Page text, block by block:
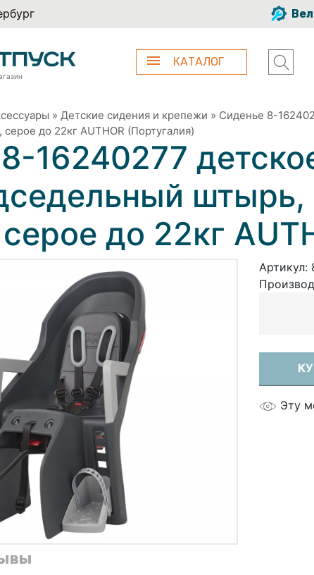
КАТАЛОГ
» Детские сидения и крепежи » Сиденье 8-
серое до 22кг AUTHOR (Португалия)
16240277
штырь,
до 22кг
Артикул:
Эту